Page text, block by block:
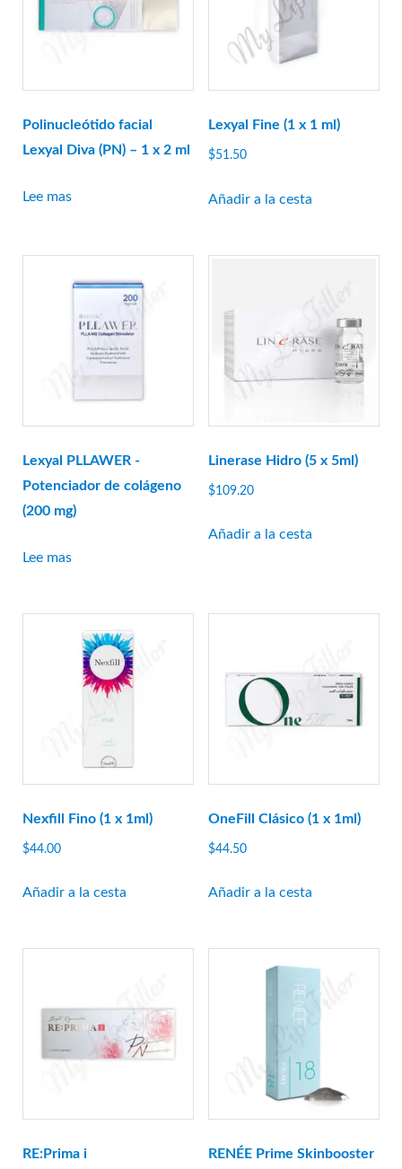
Polinucleótido facial
Lexyal Diva (PN) – 1 x 2 ml
Lee mas
Lexyal Fine (1 x 1 ml)
$51.50
Añadir a la cesta
Lexyal PLLAWER -
Potenciador de colágeno
(200 mg)
Lee mas
Linerase Hidro (5 x 5ml)
$109.20
Añadir a la cesta
Nexfill Fino (1 x 1ml)
$44.00
Añadir a la cesta
OneFill Clásico (1 x 1ml)
$44.50
Añadir a la cesta
RE:Prima i RENÉE Prime Skinbooster
Mona Lisa
Neobella
Neuramis
siguiente
Optivisc
Plasma fresco
princesa
Profhilo
prostrolano
Regenovue
Restylane
Revanesse
Revofil
Revolax
Stylage
Al otro lado de
Biotecnología
caregen
Dongkook
ExoCoBio
IBSA